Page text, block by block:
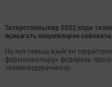
Татарстанлылар 2022 елда
җәмәгать киңлекләрен
Иң күп тавыш җыйган
формалаштыру» федераль
төзекләндерәчәкләр.